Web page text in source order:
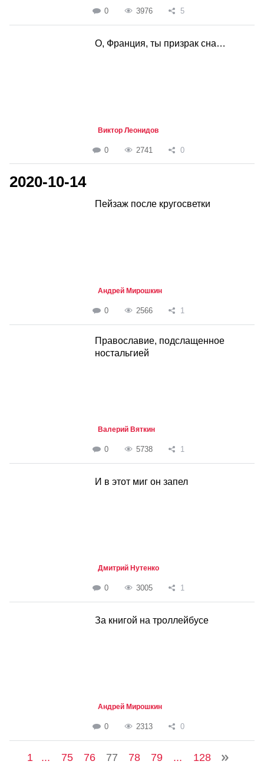
0 3976 5
О, Франция, ты призрак сна…
Виктор Леонидов
0 2741 0
2020-10-14
Пейзаж после кругосветки
Андрей Мирошкин
0 2566 1
Православие, подслащенное
ностальгией
Валерий Вяткин
0 5738 1
И в этот миг он запел
Дмитрий Нутенко
0 3005 1
За книгой на троллейбусе
Андрей Мирошкин
0 2313 0
1 ... 75 76 77 78 79 ... 128